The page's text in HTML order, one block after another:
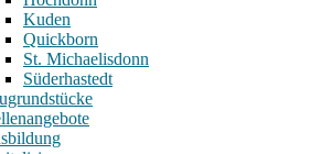
Kuden
Quickborn
St. Michaelisdonn
Süderhastedt